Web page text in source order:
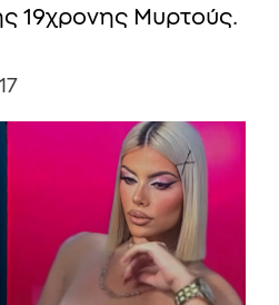
19χρονης Μυρτούς.